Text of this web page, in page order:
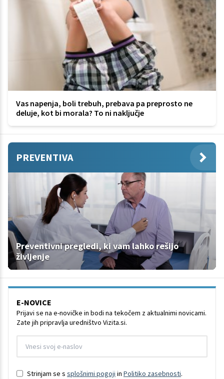
Vas napenja, boli trebuh, prebava pa preprosto ne
deluje, kot bi morala? To ni naključje
PREVENTIVA
Preventivni pregledi, ki vam lahko rešijo
življenje
E-NOVICE
Prijavi se na e-novičke in bodi na tekočem z aktualnimi novicami.
Zate jih pripravlja uredništvo Vizita.si.
Strinjam se s splošnimi pogoji in Politiko zasebnosti.